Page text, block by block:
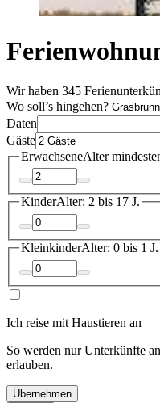
Wir haben 345
Wo soll’s hingehen?
Daten
Gäste
ErwachseneAlter
KinderAlter: 2 bis 17 J.
KleinkinderAlter: 0 bis 1 J.
Ich reise mit Haustieren an
So werden nur Unterkünfte
erlauben.
Übernehmen